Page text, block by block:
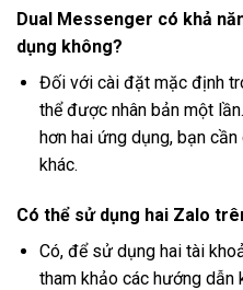
Dual Messenger có khả
dụng không?
Đối với cài đặt mặc định
thể được nhân bản một
hơn hai ứng dụng, bạn
khác.
Có thể sử dụng hai Zalo
Có, để sử dụng hai tài
tham khảo các hướng dẫn